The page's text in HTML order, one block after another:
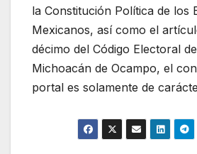
la Constitución Política de los
Mexicanos, así como el
décimo del Código Electoral
Michoacán de Ocampo, el
portal es solamente de